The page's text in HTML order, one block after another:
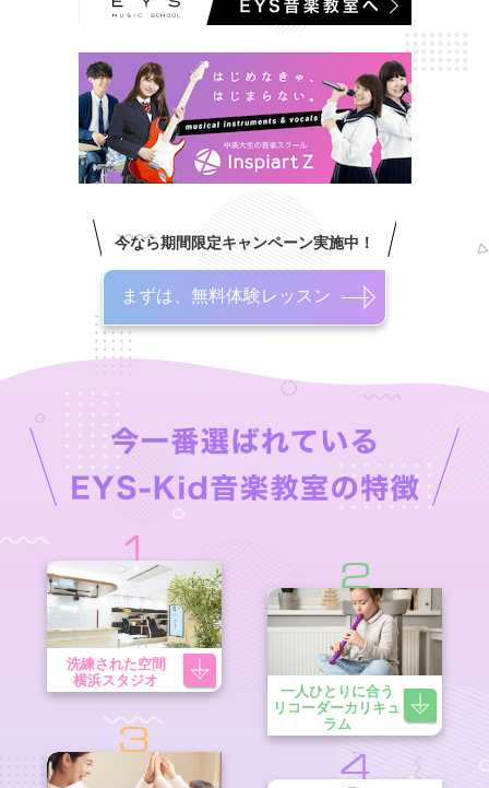
今なら期間限定キャンペーン実施中！
まずは、無料体験レッスン
1
洗練された空間
横浜スタジオ
2
一人ひとりに合う
リコーダーカリキュ
ラム
3
4